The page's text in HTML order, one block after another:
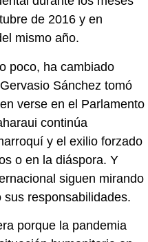
de 2016 y en
mismo año.
poco, ha cambiado
Sánchez tomó
verse en el Parlamento
continúa
y el exilio forzado
o en la diáspora. Y
siguen mirando
responsabilidades.
porque la pandemia